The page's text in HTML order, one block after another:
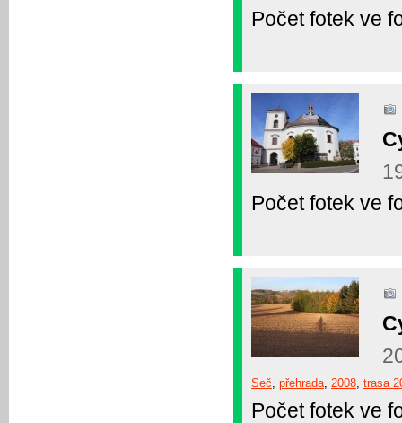
Počet fotek ve
Počet fotek ve
Seč, přehrada, 2008, trasa
Počet fotek ve